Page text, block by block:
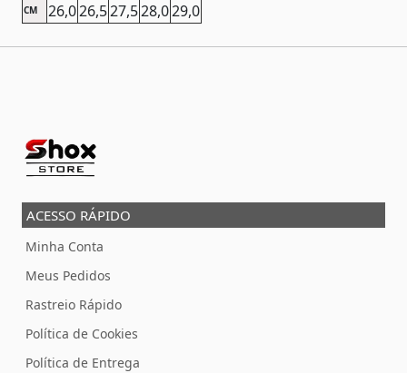
CM 26,026,527,528,029,0
ACESSO RÁPIDO
Minha Conta
Meus Pedidos
Rastreio Rápido
Política de Cookies
Política de Entrega